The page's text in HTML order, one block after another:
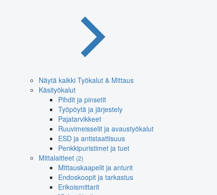
Näytä kaikki Työkalut & Mittaus
Käsityökalut
Pihdit ja pinsetit
Työpöytä ja järjestely
Pajatarvikkeet
Ruuvimeisselit ja avaustyökalut
ESD ja antistaattisuus
Penkkipuristimet ja tuet
Mittalaitteet (2)
Mittauskaapelit ja anturit
Endoskoopit ja tarkastus
Erikoismittarit